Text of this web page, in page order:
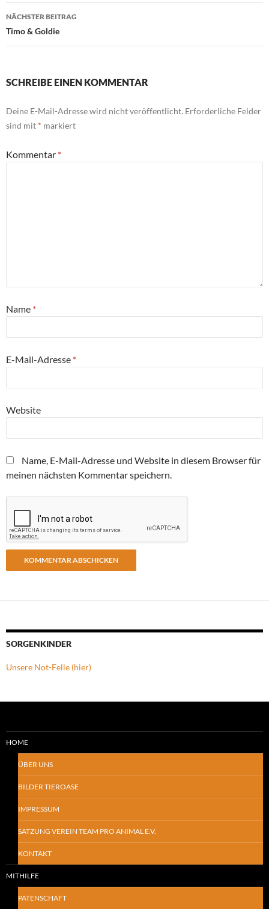
NÄCHSTER BEITRAG
Timo & Goldie
SCHREIBE EINEN KOMMENTAR
Deine E-Mail-Adresse wird nicht veröffentlicht. Erforderliche Felder
sind mit * markiert
Kommentar *
Name *
E-Mail-Adresse *
Website
Name, E-Mail-Adresse und Website in diesem Browser für
meinen nächsten Kommentar speichern.
SORGENKINDER
Unsere Not-Felle (hier)
HOME
ÜBER UNS
BILDER TIEROASE
IMPRESSUM
SATZUNG VEREIN TEAM PRO ANIMAL E.V.
KONTAKT
MITHILFE
PATENSCHAFT